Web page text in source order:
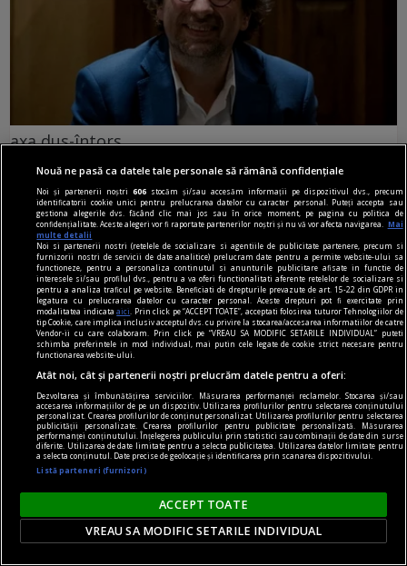
axa dus-întors
Avram Iancu – 200
Și totuși, posteritatea lui este impresionantă și
oricine mai simte românește nu poate să nu
simtă o înaltă emoție gîndindu-se la el.
Sever VOINESCU
accent pe istorie
Lech Walesa, din istorie și din prezent
Nouă ne pasă ca datele tale personale să rămână confidențiale
Noi și partenerii noștri606 stocăm și/sau accesăm informații pe dispozitivul dvs., precum
identificatorii cookie unici pentru prelucrarea datelor cu caracter personal. Puteți accepta sau
gestiona alegerile dvs. făcând clic mai jos sau în orice moment, pe pagina cu politica de
confidențialitate. Aceste alegeri vor fi raportate partenerilor noștri și nu vă vor afecta navigarea.
Mai
multe detalii
Noi si partenerii nostri (retelele de socializare si agentiile de publicitate partenere, precum si
furnizorii nostri de servicii de date analitice) prelucram date pentru a permite website-ului sa
functioneze, pentru a personaliza continutul si anunturile publicitare afisate in functie de
interesele si/sau profilul dvs., pentru a va oferi functionalitati aferente retelelor de socializare si
pentru a analiza traficul pe website. Beneficiati de drepturile prevazute de art. 15-22 din GDPR in
legatura cu prelucrarea datelor cu caracter personal. Aceste drepturi pot fi exercitate prin
modalitatea indicataaici
. Prin click pe “ACCEPT TOATE”, acceptati folosirea tuturor Tehnologiilor de
tip Cookie, care implica inclusiv acceptul dvs. cu privire la stocarea/accesarea informatiilor de catre
Vendor-ii cu care colaboram. Prin click pe “VREAU SA MODIFIC SETARILE INDIVIDUAL” puteti
schimba preferintele in mod individual, mai putin cele legate de cookie strict necesare pentru
functionarea website-ului.
Atât noi, cât și partenerii noștri prelucrăm datele pentru a oferi:
Dezvoltarea și îmbunătățirea serviciilor. Măsurarea performanței reclamelor. Stocarea și/sau
accesarea informațiilor de pe un dispozitiv. Utilizarea profilurilor pentru selectarea conținutului
personalizat. Crearea profilurilor de conținut personalizat. Utilizarea profilurilor pentru selectarea
publicității personalizate. Crearea profilurilor pentru publicitate personalizată. Măsurarea
performanței conținutului. Înțelegerea publicului prin statistici sau combinații de date din surse
diferite. Utilizarea de date limitate pentru a selecta publicitatea. Utilizarea datelor limitate pentru
a selecta conținutul. Date precise de geolocație și identificarea prin scanarea dispozitivului.
Listă parteneri (furnizori)
ACCEPT TOATE
VREAU SA MODIFIC SETARILE INDIVIDUAL